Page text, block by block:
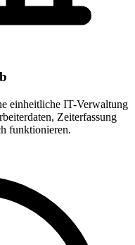
einheitliche IT-Verwaltung
Zeiterfassung
funktionieren.